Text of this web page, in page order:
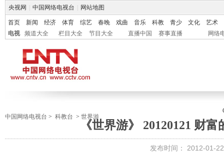
央视网 中国网络电视台 网站地图
首页 新闻 经济 体育 综艺 春晚 戏曲 音乐 科教 青少 文化
艺术
电视
频道大全 栏目大全 节目大全 直播中国 赛事直播 网络
中国网络电视台 > 科教台 > 世界游
《世界游》 20120121 财
发布时间： 2012-01-